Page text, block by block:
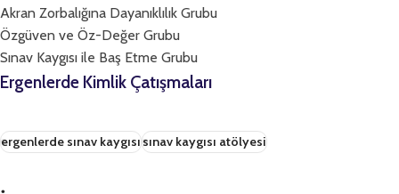
Akran Zorbalığına Dayanıklılık Grubu
Özgüven ve Öz-Değer Grubu
Sınav Kaygısı ile Baş Etme Grubu
Ergenlerde Kimlik Çatışmaları
ergenlerde sınav kaygısısınav kaygısı atölyesi